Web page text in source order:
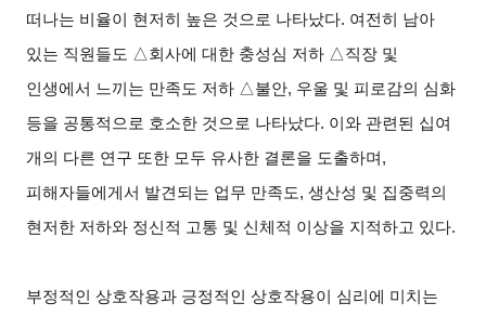
떠나는 비율이 현저히 높은 것으로 나타났다. 여전히 남아
있는 직원들도 △회사에 대한 충성심 저하 △직장 및
인생에서 느끼는 만족도 저하 △불안, 우울 및 피로감의 심화
등을 공통적으로 호소한 것으로 나타났다. 이와 관련된 십여
개의 다른 연구 또한 모두 유사한 결론을 도출하며,
피해자들에게서 발견되는 업무 만족도, 생산성 및 집중력의
현저한 저하와 정신적 고통 및 신체적 이상을 지적하고 있다.
부정적인 상호작용과 긍정적인 상호작용이 심리에 미치는